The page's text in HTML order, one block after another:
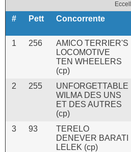
# Pett Concorrente
1 256
AMICO TERRIER'S
LOCOMOTIVE
TEN WHEELERS
(cp)
2 255
UNFORGETTABLE
WILMA DES UNS
ET DES AUTRES
(cp)
3 93
TERELO
DENEVER BARATI
LELEK (cp)